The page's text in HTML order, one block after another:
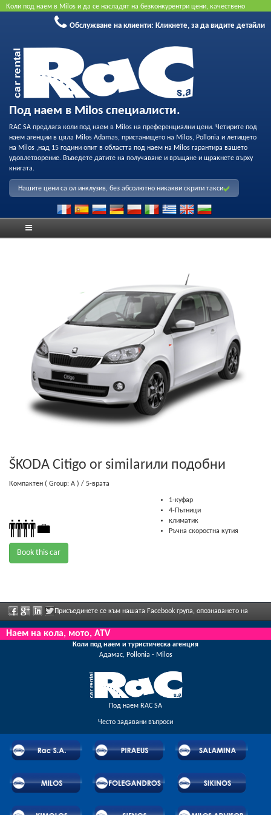
Коли под наем в Milos и да се насладят на безконкурентри цени, качествено
обслужване и възможност за професионален запис на нашия флот. Резервирайте
онлайн, за да получите най-добрата цена. Не се изисква кредитна карта.
Обслужване на клиенти: Кликнете, за да видите детайли
Под наем в Milos специалисти.
RAC SA предлага коли под наем в Milos на преференциални цени. Четирите под
наем агенции в цяла Milos Adamas, пристанището на Milos, Pollonia и летището
на Milos ,над 15 години опит в областта под наем на Milos гарантира вашето
удовлетворение. Въведете датите на получаване и връщане и щракнете върху
книгата.
Нашите цени са ол инклузив, без абсолютно никакви скрити такси
ŠKODA Citigo or similarили подобни
Компактен ( Group: A ) / 5-врата
1-куфар
4-Пътници
климатик
Ръчна скоростна кутия
Book this car
Присъединете се към нашата Facebook група, опознаването на
персонала, моля, изпратете ни обратна информация и да се насладите редовно
рекламираните отстъпки и предложения.
Наем на кола, мото, ATV
Коли под наем и туристическа агенция
Адамас, Pollonia - Milos
Под наем RAC SA
Често задавани въпроси